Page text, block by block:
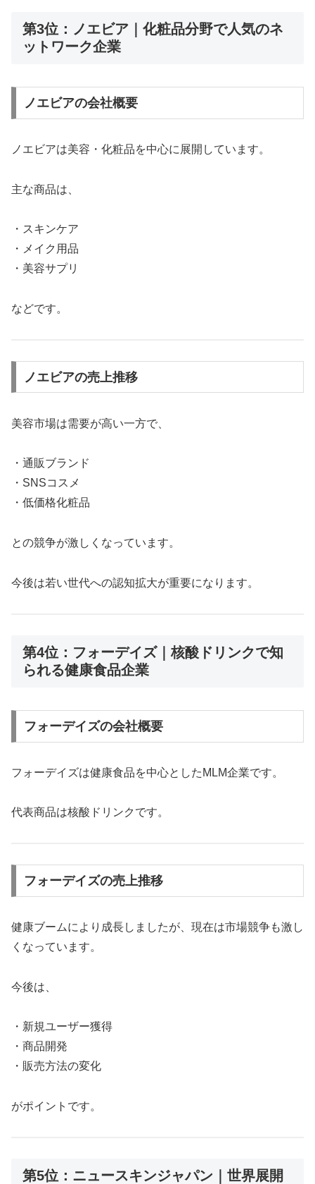
第3位：ノエビア｜化粧品分野で人気のネ
ットワーク企業
ノエビアの会社概要
ノエビアは美容・化粧品を中心に展開しています。
主な商品は、
・スキンケア
・メイク用品
・美容サプリ
などです。
ノエビアの売上推移
美容市場は需要が高い一方で、
・通販ブランド
・SNSコスメ
・低価格化粧品
との競争が激しくなっています。
今後は若い世代への認知拡大が重要になります。
第4位：フォーデイズ｜核酸ドリンクで知
られる健康食品企業
フォーデイズの会社概要
フォーデイズは健康食品を中心としたMLM企業です。
代表商品は核酸ドリンクです。
フォーデイズの売上推移
健康ブームにより成長しましたが、現在は市場競争も激し
くなっています。
今後は、
・新規ユーザー獲得
・商品開発
・販売方法の変化
がポイントです。
第5位：ニュースキンジャパン｜世界展開